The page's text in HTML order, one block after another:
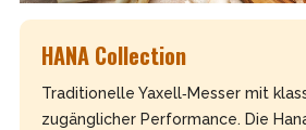
HANA Collection
Traditionelle Yaxell‑Messer mit
zugänglicher Performance. Die